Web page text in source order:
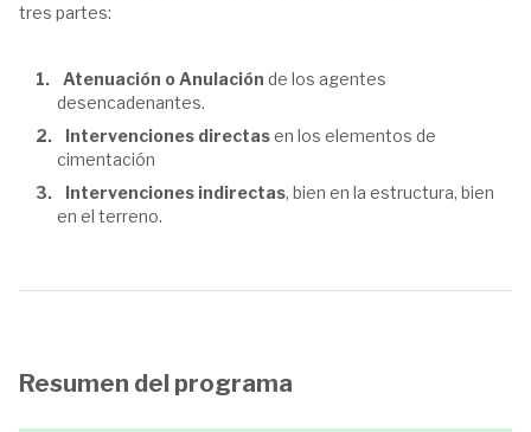
tres partes:
Atenuación o Anulación de los agentes
desencadenantes.
Intervenciones directasen los elementos de
cimentación
Intervenciones indirectas, bien en la estructura, bien
en el terreno.
Resumen del programa